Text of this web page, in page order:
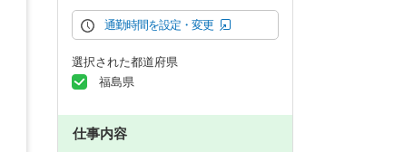
通勤時間を設定・変更
選択された都道府県
福島県
仕事内容